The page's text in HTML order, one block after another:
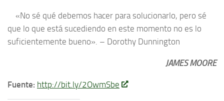
«No sé qué debemos hacer para solucionarlo, pero sé
que lo que está sucediendo en este momento no es lo
suficientemente bueno». – Dorothy Dunnington
JAMES MOORE
Fuente: http://bit.ly/2OwmSbe